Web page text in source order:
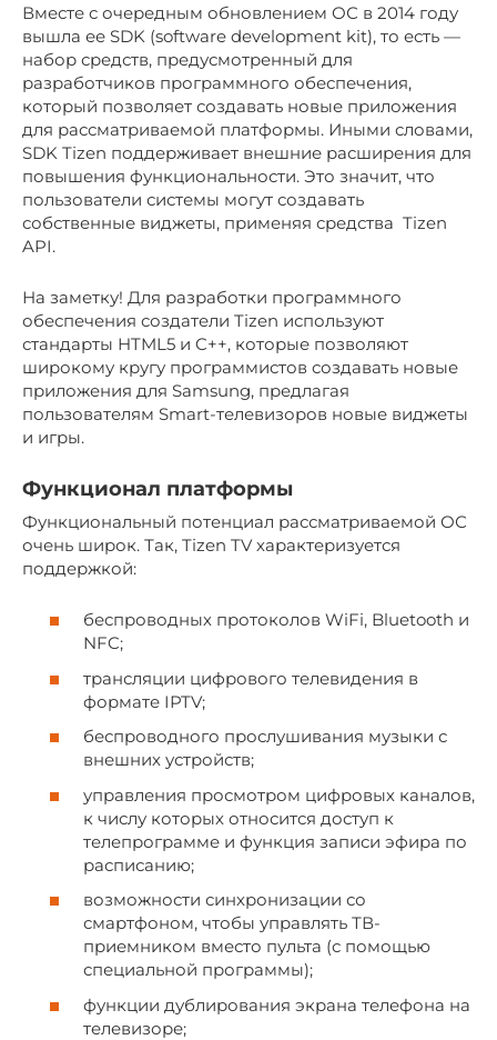
Вместе с очередным обновлением ОС в 2014 году
вышла ее SDK (software development kit), то есть —
набор средств, предусмотренный для
разработчиков программного обеспечения,
который позволяет создавать новые приложения
для рассматриваемой платформы. Иными словами,
SDK Tizen поддерживает внешние расширения для
повышения функциональности. Это значит, что
пользователи системы могут создавать
собственные виджеты, применяя средства Tizen
API.
На заметку! Для разработки программного
обеспечения создатели Tizen используют
стандарты HTML5 и C++, которые позволяют
широкому кругу программистов создавать новые
приложения для Samsung, предлагая
пользователям Smart-телевизоров новые виджеты
и игры.
Функционал платформы
Функциональный потенциал рассматриваемой ОС
очень широк. Так, Tizen TV характеризуется
поддержкой:
беспроводных протоколов WiFi, Bluetooth и
NFC;
трансляции цифрового телевидения в
формате IPTV;
беспроводного прослушивания музыки с
внешних устройств;
управления просмотром цифровых каналов,
к числу которых относится доступ к
телепрограмме и функция записи эфира по
расписанию;
возможности синхронизации со
смартфоном, чтобы управлять ТВ-
приемником вместо пульта (с помощью
специальной программы);
функции дублирования экрана телефона на
телевизоре;